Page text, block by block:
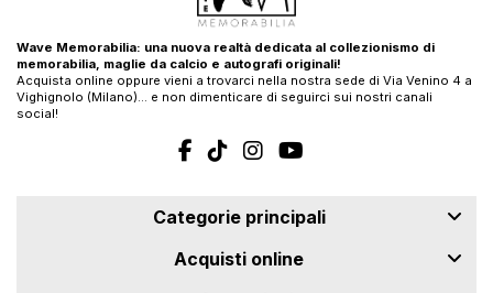
Wave Memorabilia: una nuova realtà dedicata al collezionismo di
memorabilia, maglie da calcio e autografi originali!
Acquista online oppure vieni a trovarci nella nostra sede di Via Venino 4 a
Vighignolo (Milano)… e non dimenticare di seguirci sui nostri canali
social!
Categorie principali
Acquisti online